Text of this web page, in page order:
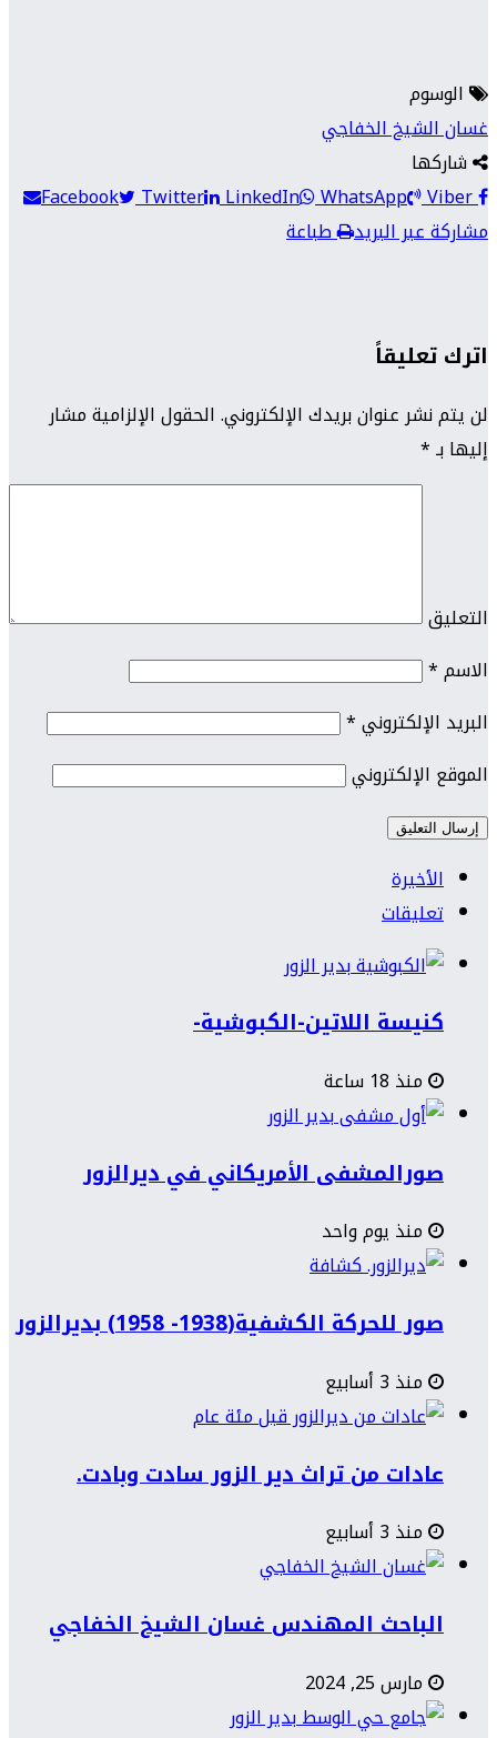
الوسوم
غسان الشيخ الخفاجي
شاركها
Facebook
Twitter LinkedIn WhatsApp Viber
مشاركة عبر البريد
طباعة
اترك تعليقاً
لن يتم نشر عنوان بريدك الإلكتروني.الحقول الإلزامية مشار
إليها بـ*
التعليق
الاسم*
البريد الإلكتروني*
الموقع الإلكتروني
الأخيرة
تعليقات
كنيسة اللاتين-الكبوشية-
منذ 18 ساعة
صورالمشفى الأمريكاني في ديرالزور
منذ يوم واحد
صور للحركة الكشفية(1938- 1958) بديرالزور
منذ 3 أسابيع
عادات من تراث دير الزور سادت وبادت.
منذ 3 أسابيع
الباحث المهندس غسان الشيخ الخفاجي
مارس 25, 2024